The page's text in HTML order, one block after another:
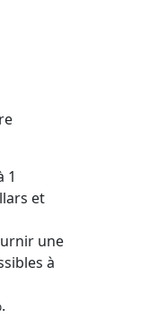
1
et
une
à